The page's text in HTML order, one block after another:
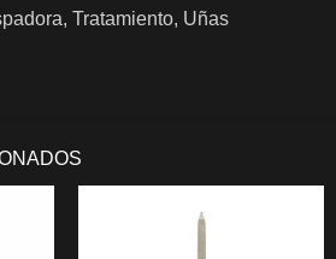
, Tratamiento, Uñas